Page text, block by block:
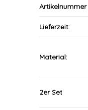
Artikelnummer
Lieferzeit:
Material:
2er Set